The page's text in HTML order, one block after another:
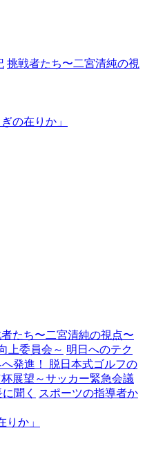
挑戦者たち〜二宮清純の視
の在りか」
たち〜二宮清純の視点〜
上委員会～ 明日へのテク
発進！ 脱日本式ゴルフの
展望～サッカー緊急会議
聞く
スポーツの指導者か
りか」